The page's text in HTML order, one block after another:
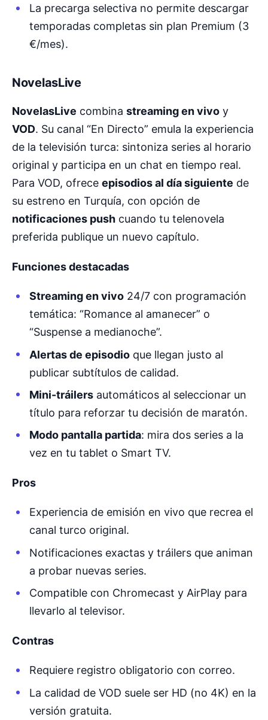
La precarga selectiva no permite descargar
temporadas completas sin plan Premium (3
€/mes).
NovelasLive
NovelasLive combina streaming en vivo y
VOD. Su canal “En Directo” emula la experiencia
de la televisión turca: sintoniza series al horario
original y participa en un chat en tiempo real.
Para VOD, ofrece episodios al día siguiente de
su estreno en Turquía, con opción de
notificaciones push cuando tu telenovela
preferida publique un nuevo capítulo.
Funciones destacadas
Streaming en vivo24/7 con programación
temática: “Romance al amanecer” o
“Suspense a medianoche”.
Alertas de episodioque llegan justo al
publicar subtítulos de calidad.
Mini-tráilersautomáticos al seleccionar un
título para reforzar tu decisión de maratón.
Modo pantalla partida: mira dos series a la
vez en tu tablet o Smart TV.
Pros
Experiencia de emisión en vivo que recrea el
canal turco original.
Notificaciones exactas y tráilers que animan
a probar nuevas series.
Compatible con Chromecast y AirPlay para
llevarlo al televisor.
Contras
Requiere registro obligatorio con correo.
La calidad de VOD suele ser HD (no 4K) en la
versión gratuita.